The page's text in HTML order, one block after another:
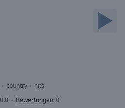
country
hits
0.0 Bewertungen:0